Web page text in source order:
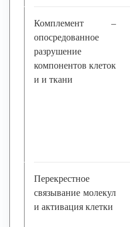
Комплемент –
опосредованное
разрушение
компонентов клеток
и и ткани
Перекрестное
связывание молекул
и активация клетки